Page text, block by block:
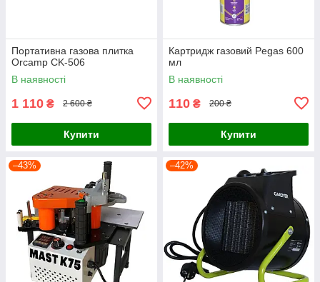
Портативна газова плитка
Orcamp CK-506
В наявності
1 110 ₴ 2 600 ₴
Купити
Картридж газовий Pegas 600
мл
В наявності
110 ₴ 200 ₴
Купити
–43% –42%